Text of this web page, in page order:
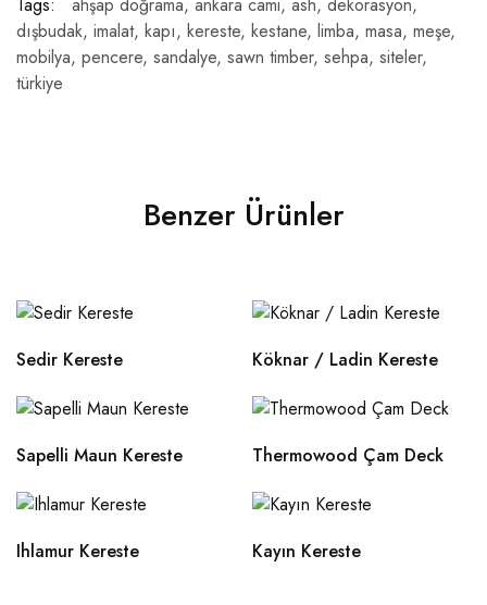
dışbudak, imalat, kapı, kereste, kestane, limba, masa, meşe,
mobilya, pencere, sandalye, sawn timber, sehpa, siteler,
türkiye
Benzer Ürünler
Sedir Kereste Köknar / Ladin Kereste
Sapelli Maun Kereste Thermowood Çam Deck
Ihlamur Kereste Kayın Kereste